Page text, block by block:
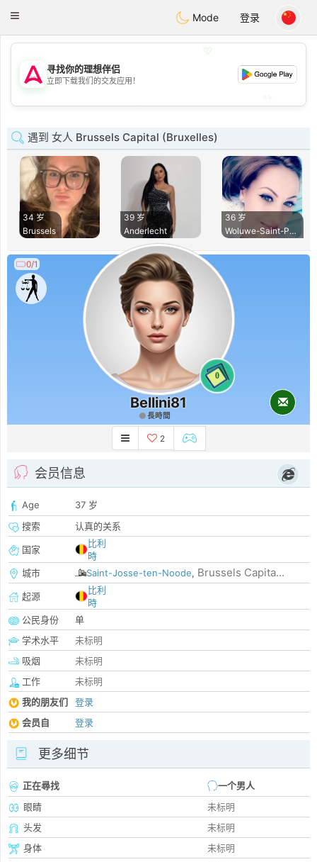
Tantôt
Toggle
Mode 登录
💖
💕
寻找你的理想伴侣
立即下载我们的交友应用！
遇到 女人 Brussels Capital (Bruxelles)
34 岁
Brussels
39 岁
Anderlecht
36 岁
Woluwe-Saint-Pierr
0/1
0
Bellini81
長時間
2
会员信息
Age
37 岁
搜索
认真的关系
国家
比利
時
城市
Saint-Josse-ten-Noode, Brussels Capita...
起源
比利
時
公民身份
单
学术水平
未标明
吸烟
未标明
工作
未标明
我的朋友们
登录
会员自
登录
更多细节
正在尋找
一个男人
眼睛
未标明
头发
未标明
身体
未标明